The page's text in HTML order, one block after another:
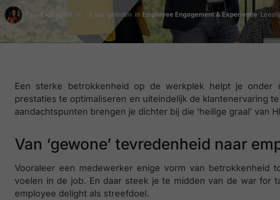
door ZigZagHR 5 jaar geleden in Employee Engagement & Experience
Een sterke betrokkenheid op de werkplek helpt je onder
prestaties te optimaliseren en uiteindelijk de klantenervaring
aandachtspunten brengen je dichter bij die ‘heilige graal’ van
Van ‘gewone’ tevredenheid naar
Vooraleer een medewerker enige vorm van betrokkenheid
voelen in de job. En daar steek je te midden van de war for
employee delight als streefdoel.